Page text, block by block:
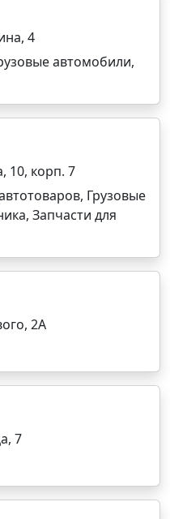
4
автомобили,
10, корп. 7
Грузовые
Запчасти для
2А
7